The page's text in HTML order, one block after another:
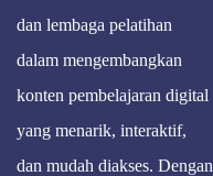
dan lembaga pelatihan
dalam mengembangkan
konten pembelajaran digital
yang menarik, interaktif,
dan mudah diakses. Dengan